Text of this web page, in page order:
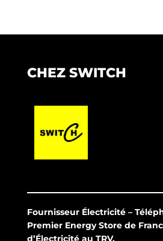
CHEZ SWITCH
Fournisseur Électricité –
Premier Energy Store de
d’Électricité au TRV.